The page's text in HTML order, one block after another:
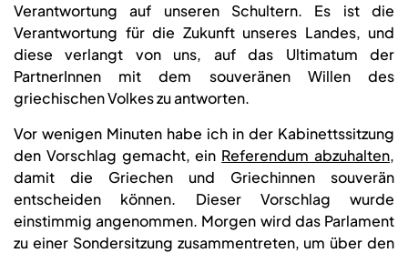
Verantwortung auf unseren Schultern. Es ist die
Verantwortung für die Zukunft unseres Landes, und
diese verlangt von uns, auf das Ultimatum der
PartnerInnen mit dem souveränen Willen des
griechischen Volkes zu antworten.
Vor wenigen Minuten habe ich in der Kabinettssitzung
den Vorschlag gemacht, ein Referendum abzuhalten,
damit die Griechen und Griechinnen souverän
entscheiden können. Dieser Vorschlag wurde
einstimmig angenommen. Morgen wird das Parlament
zu einer Sondersitzung zusammentreten, um über den